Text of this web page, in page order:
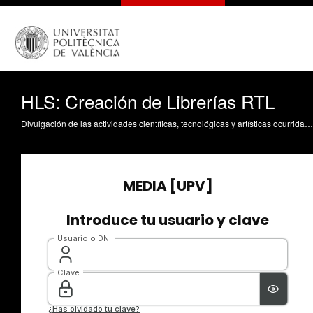
HLS: Creación de Librerías RTL
Divulgación de las actividades científicas, tecnológicas y artísticas ocurridas en los tres campus de la UPV